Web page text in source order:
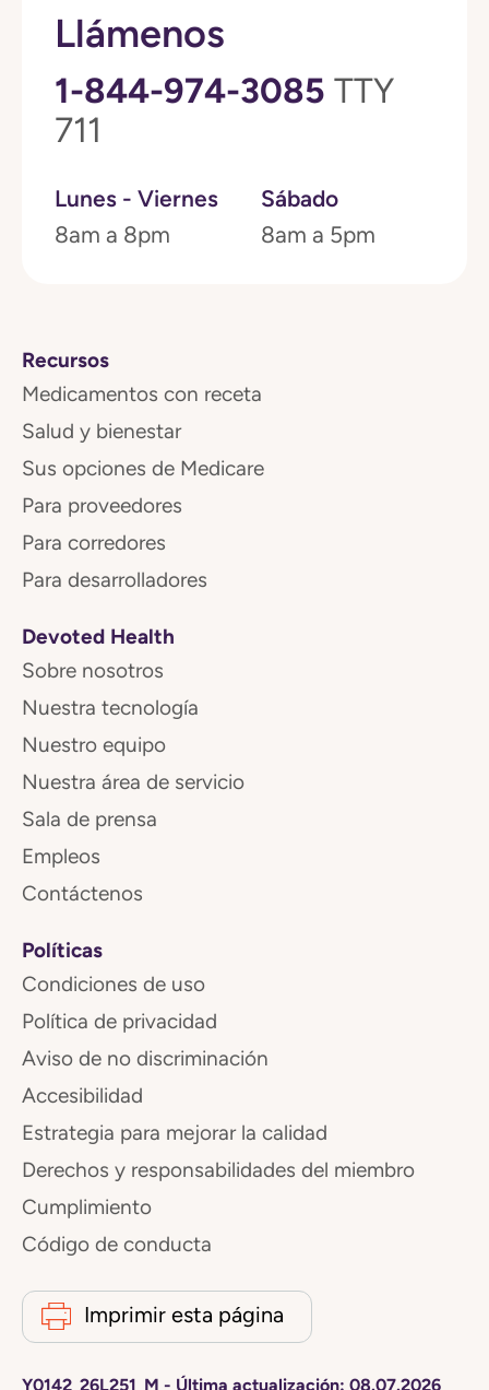
Llámenos
1-844-974-3085 TTY
711
Lunes - Viernes
8am a 8pm
Sábado
8am a 5pm
Recursos
Medicamentos con receta
Salud y bienestar
Sus opciones de Medicare
Para proveedores
Para corredores
Para desarrolladores
Devoted Health
Sobre nosotros
Nuestra tecnología
Nuestro equipo
Nuestra área de servicio
Sala de prensa
Empleos
Contáctenos
Políticas
Condiciones de uso
Política de privacidad
Aviso de no discriminación
Accesibilidad
Estrategia para mejorar la calidad
Derechos y responsabilidades del miembro
Cumplimiento
Código de conducta
Imprimir esta página
Y0142_26L251_M - Última actualización: 08.07.2026